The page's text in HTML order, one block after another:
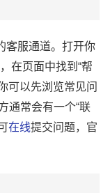
客服通道。打开你
在页面中找到“帮
可以先浏览常见问
通常会有一个“联
在线提交问题，官